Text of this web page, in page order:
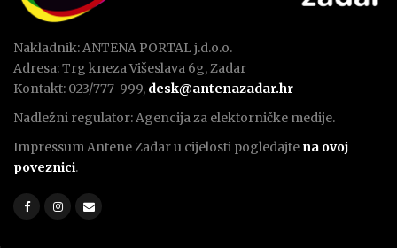
Nakladnik: ANTENA PORTAL j.d.o.o.
Adresa: Trg kneza Višeslava 6g, Zadar
Kontakt: 023/777-999, desk@antenazadar.hr
Nadležni regulator: Agencija za elektorničke medije.
Impressum Antene Zadar u cijelosti pogledajte na ovoj
poveznici.